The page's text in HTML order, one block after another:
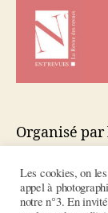
Organisé par
culturelles. Il
Les cookies, on
appel à
notre n°3. En